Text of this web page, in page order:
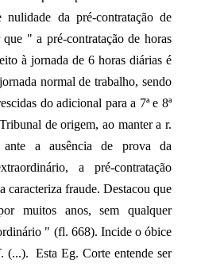
da pré-contratação de
" a pré-contratação de horas
à jornada de 6 horas diárias é
normal de trabalho, sendo
do adicional para a 7ª e 8ª
de origem, ao manter a r.
ante a ausência de prova da
a pré-contratação
caracteriza fraude. Destacou que
muitos anos, sem qualquer
" (fl. 668). Incide o óbice
(...). Esta Eg. Corte entende ser